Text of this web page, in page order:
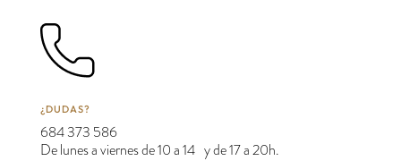
¿DUDAS?
684 373 586
De lunes a viernes de 10 a 14 y de 17 a 20h.